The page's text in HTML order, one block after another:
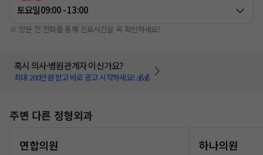
토요일09:00 - 13:00
※ 방문 전 전화를 통해 진료시간을 꼭 확인하세요!
혹시 의사·병원관계자 이신가요?
최대 200만원 받고 바로 광고 시작하세요! 💰💰
주변 다른 정형외과
연합의원
하나의원